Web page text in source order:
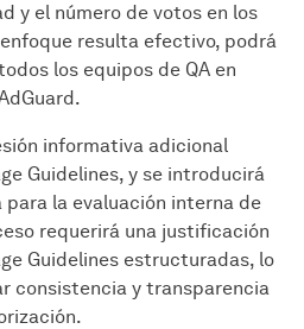
y el número de votos en los
resulta efectivo, podrá
los equipos de QA en
informativa adicional
Guidelines, y se introducirá
la evaluación interna de
requerirá una justificación
Guidelines estructuradas, lo
consistencia y transparencia